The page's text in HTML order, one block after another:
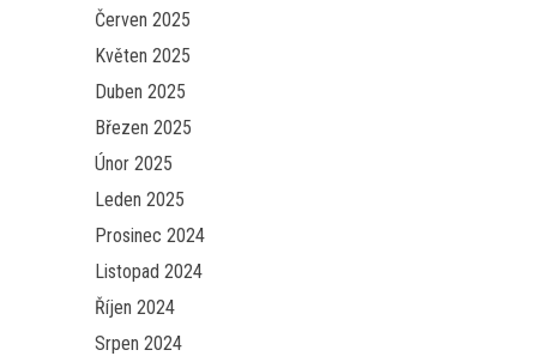
Červen 2025
Květen 2025
Duben 2025
Březen 2025
Únor 2025
Leden 2025
Prosinec 2024
Listopad 2024
Říjen 2024
Srpen 2024